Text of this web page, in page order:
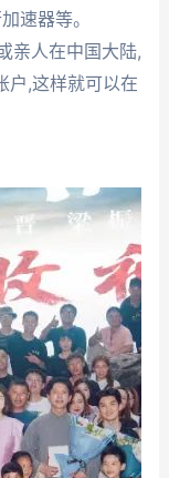
速器等。
亲人在中国大陆,
户,这样就可以在